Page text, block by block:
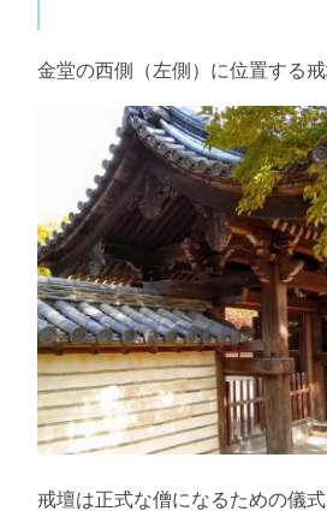
金堂の西側（左側）に位置する戒
戒壇は正式な僧になるための儀